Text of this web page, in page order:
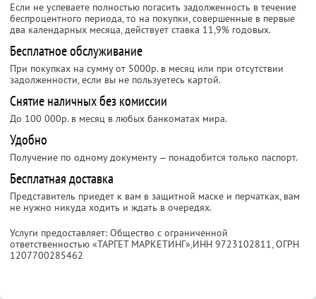
Если не успеваете полностью погасить задолженность в течение
беспроцентного периода, то на покупки, совершенные в первые
два календарных месяца, действует ставка 11,9% годовых.
Бесплатное обслуживание
При покупках на сумму от 5000р. в месяц или при отсутствии
задолженности, если вы не пользуетесь картой.
Снятие наличных без комиссии
До 100 000р. в месяц в любых банкоматах мира.
Удобно
Получение по одному документу — понадобится только паспорт.
Бесплатная доставка
Представитель приедет к вам в защитной маске и перчатках, вам
не нужно никуда ходить и ждать в очередях.
Услуги предоставляет: Общество с ограниченной
ответственностью «ТАРГЕТ МАРКЕТИНГ»,ИНН 9723102811, ОГРН
1207700285462